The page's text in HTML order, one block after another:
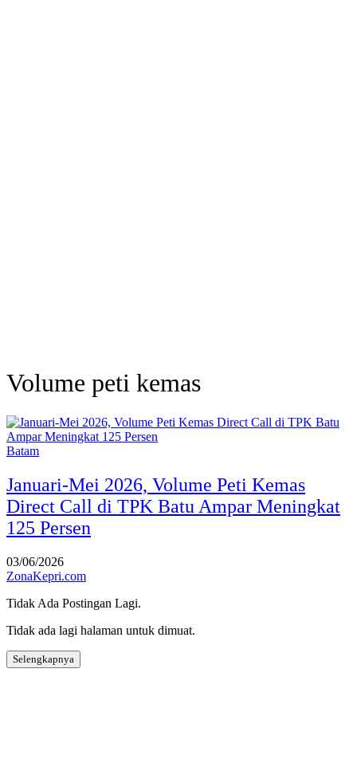
Volume peti kemas
Batam
Januari-Mei 2026, Volume Peti Kemas
Direct Call di TPK Batu Ampar Meningkat
125 Persen
03/06/2026
ZonaKepri.com
Tidak Ada Postingan Lagi.
Tidak ada lagi halaman untuk dimuat.
Selengkapnya